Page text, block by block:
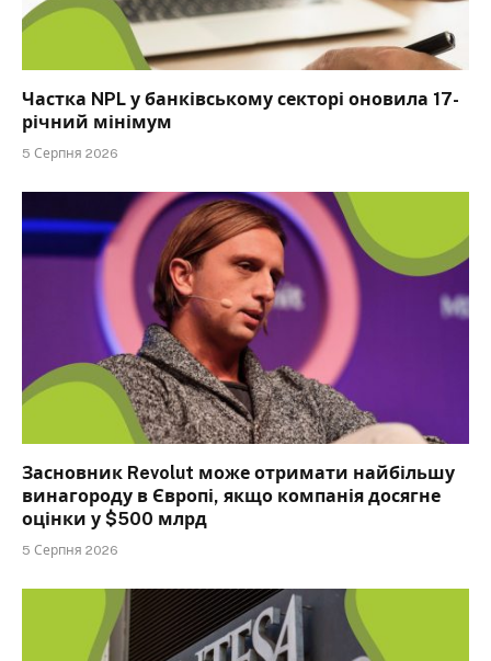
Частка NPL у банківському секторі оновила 17-
річний мінімум
5 Серпня 2026
Засновник Revolut може отримати найбільшу
винагороду в Європі, якщо компанія досягне
оцінки у $500 млрд
5 Серпня 2026